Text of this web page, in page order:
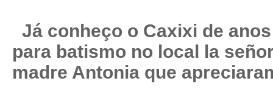
Já conheço o Caxixi de
para batismo no local la
madre Antonia que